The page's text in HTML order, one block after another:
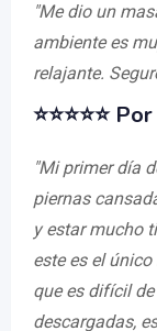
"Me dio un
ambiente es
relajante.
⭐⭐⭐⭐⭐
"Mi primer día
piernas
y estar mucho
este es el
que es difícil
descargadas,